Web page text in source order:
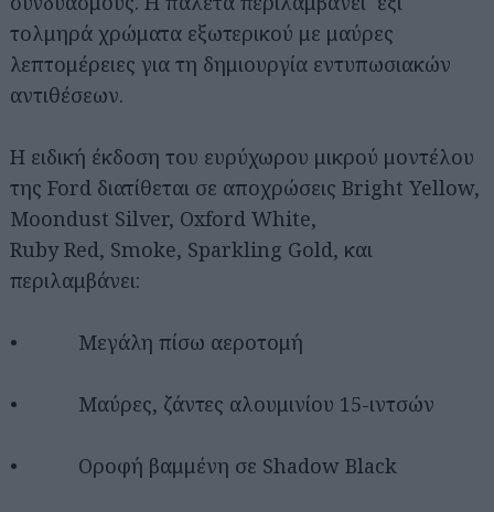
τολμηρά χρώματα εξωτερικού με μαύρες
λεπτομέρειες για τη δημιουργία εντυπωσιακών
αντιθέσεων.
Η ειδική έκδοση του ευρύχωρου μικρού μοντέλου
της Ford διατίθεται σε αποχρώσεις Bright Yellow,
Moondust Silver, Oxford White,
Ruby Red, Smoke, Sparkling Gold, και
περιλαμβάνει:
• Μεγάλη πίσω αεροτομή
• Μαύρες, ζάντες αλουμινίου 15-ιντσών
• Οροφή βαμμένη σε Shadow Black